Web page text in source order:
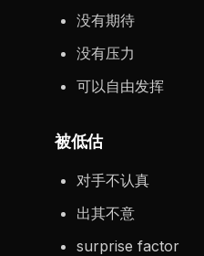
没有期待
没有压力
可以自由发挥
被低估
对手不认真
出其不意
surprise factor